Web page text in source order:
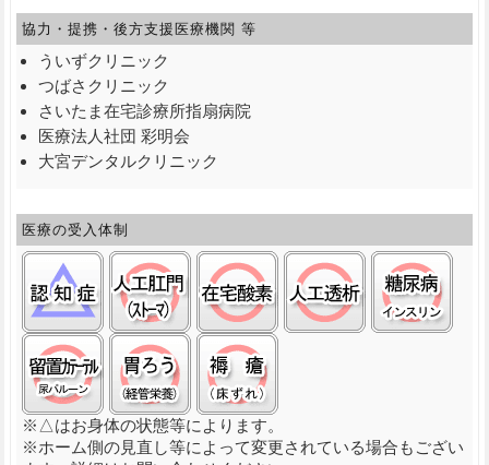
協力・提携・後方支援 医療機関 等
ういずクリニック
つばさクリニック
さいたま在宅診療所指扇病院
医療法人社団 彩明会
大宮デンタルクリニック
医療の受入体制
認知症:△ ストーマ(人工肛門):○
在宅酸素:○ 人工透析:○ 糖
留置カテーテル(尿バルーン):○
経管栄養(胃ろう):○褥瘡（床ずれ）:○
※△はお身体の状態等によります。
※ホーム側の見直し等によって変更されている場合もござい